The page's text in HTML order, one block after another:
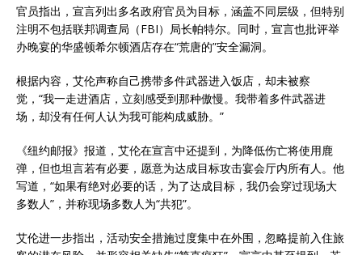
官员指出，宣言列出多名政府官员为目标，涵盖不同层级，但特别
注明不包括联邦调查局（FBI）局长帕特尔。同时，宣言也批评举
办晚宴的华盛顿希尔顿酒店存在“荒唐的”安全漏洞。
根据内容，艾伦声称自己携带多件武器进入饭店，却未被察
觉，“我一走进酒店，立刻感受到那种傲慢。我带着多件武器进
场，却没有任何人认为我可能构成威胁。”
《纽约邮报》报道，艾伦在宣言中还提到，为降低伤亡将使用鹿
弹，但也坦言若有必要，愿意为达成目标攻击宴会厅内所有人。他
写道，“如果有绝对必要的话，为了达成目标，我仍会穿过现场大
多数人”，并称现场多数人为“共犯”。
艾伦进一步指出，活动安全措施过度集中在外围，忽略提前入住旅